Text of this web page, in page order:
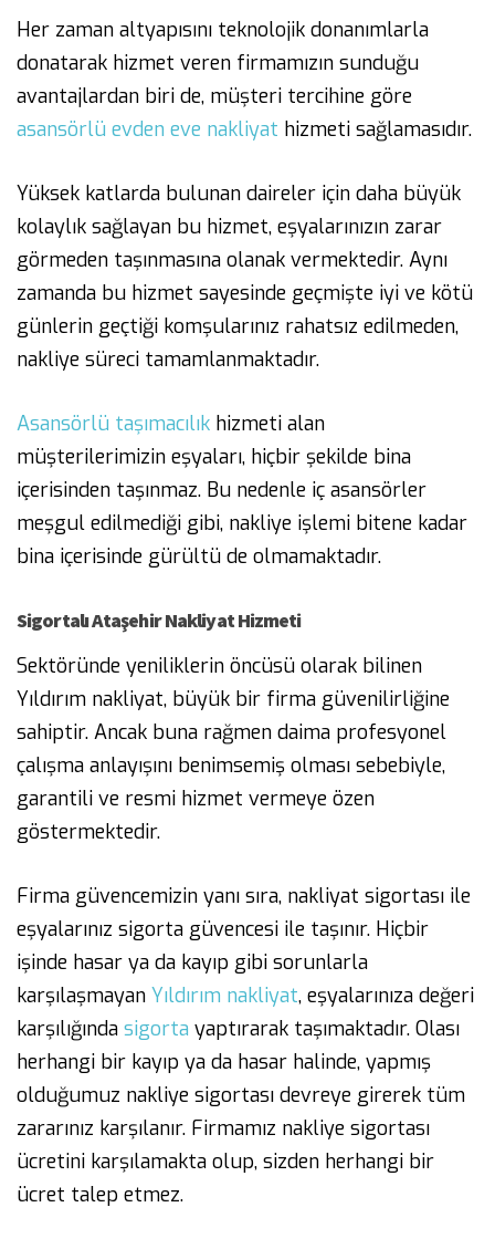
Her zaman altyapısını teknolojik donanımlarla
donatarak hizmet veren firmamızın sunduğu
avantajlardan biri de, müşteri tercihine göre
asansörlü evden eve nakliyat hizmeti sağlamasıdır.
Yüksek katlarda bulunan daireler için daha büyük
kolaylık sağlayan bu hizmet, eşyalarınızın zarar
görmeden taşınmasına olanak vermektedir. Aynı
zamanda bu hizmet sayesinde geçmişte iyi ve kötü
günlerin geçtiği komşularınız rahatsız edilmeden,
nakliye süreci tamamlanmaktadır.
Asansörlü taşımacılık hizmeti alan
müşterilerimizin eşyaları, hiçbir şekilde bina
içerisinden taşınmaz. Bu nedenle iç asansörler
meşgul edilmediği gibi, nakliye işlemi bitene kadar
bina içerisinde gürültü de olmamaktadır.
Sigortalı Ataşehir Nakliyat Hizmeti
Sektöründe yeniliklerin öncüsü olarak bilinen
Yıldırım nakliyat, büyük bir firma güvenilirliğine
sahiptir. Ancak buna rağmen daima profesyonel
çalışma anlayışını benimsemiş olması sebebiyle,
garantili ve resmi hizmet vermeye özen
göstermektedir.
Firma güvencemizin yanı sıra, nakliyat sigortası ile
eşyalarınız sigorta güvencesi ile taşınır. Hiçbir
işinde hasar ya da kayıp gibi sorunlarla
karşılaşmayan Yıldırım nakliyat, eşyalarınıza değeri
karşılığında sigorta yaptırarak taşımaktadır. Olası
herhangi bir kayıp ya da hasar halinde, yapmış
olduğumuz nakliye sigortası devreye girerek tüm
zararınız karşılanır. Firmamız nakliye sigortası
ücretini karşılamakta olup, sizden herhangi bir
ücret talep etmez.